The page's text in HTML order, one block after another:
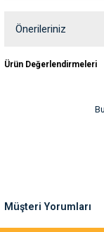
Önerileriniz
yetersiz gördüğünüz
Ürün
Bu ürüne benzer
Ürün Değerlendirmeleri
Müşteri Yorumları